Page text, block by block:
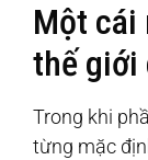
Một cái
thế giới
Trong khi
từng mặc